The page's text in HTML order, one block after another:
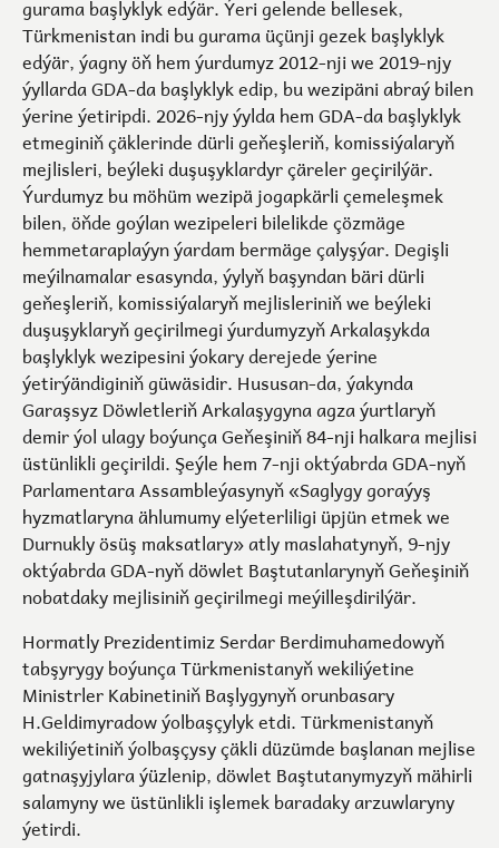
gurama başlyklyk edýär. Ýeri gelende bellesek,
Türkmenistan indi bu gurama üçünji gezek başlyklyk
edýär, ýagny öň hem ýurdumyz 2012-nji we 2019-njy
ýyllarda GDA-da başlyklyk edip, bu wezipäni abraý bilen
ýerine ýetiripdi. 2026-njy ýylda hem GDA-da başlyklyk
etmeginiň çäklerinde dürli geňeşleriň, komissiýalaryň
mejlisleri, beýleki duşuşyklardyr çäreler geçirilýär.
Ýurdumyz bu möhüm wezipä jogapkärli çemeleşmek
bilen, öňde goýlan wezipeleri bilelikde çözmäge
hemmetaraplaýyn ýardam bermäge çalyşýar. Degişli
meýilnamalar esasynda, ýylyň başyndan bäri dürli
geňeşleriň, komissiýalaryň mejlisleriniň we beýleki
duşuşyklaryň geçirilmegi ýurdumyzyň Arkalaşykda
başlyklyk wezipesini ýokary derejede ýerine
ýetirýändiginiň güwäsidir. Hususan-da, ýakynda
Garaşsyz Döwletleriň Arkalaşygyna agza ýurtlaryň
demir ýol ulagy boýunça Geňeşiniň 84-nji halkara mejlisi
üstünlikli geçirildi. Şeýle hem 7-nji oktýabrda GDA-nyň
Parlamentara Assambleýasynyň «Saglygy goraýyş
hyzmatlaryna ählumumy elýeterliligi üpjün etmek we
Durnukly ösüş maksatlary» atly maslahatynyň, 9-njy
oktýabrda GDA-nyň döwlet Baştutanlarynyň Geňeşiniň
nobatdaky mejlisiniň geçirilmegi meýilleşdirilýär.
Hormatly Prezidentimiz Serdar Berdimuhamedowyň
tabşyrygy boýunça Türkmenistanyň wekiliýetine
Ministrler Kabinetiniň Başlygynyň orunbasary
H.Geldimyradow ýolbaşçylyk etdi. Türkmenistanyň
wekiliýetiniň ýolbaşçysy çäkli düzümde başlanan mejlise
gatnaşyjylara ýüzlenip, döwlet Baştutanymyzyň mähirli
salamyny we üstünlikli işlemek baradaky arzuwlaryny
ýetirdi.